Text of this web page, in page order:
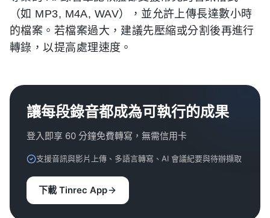
（如 MP3, M4A, WAV），並允許上傳長達數小時
的檔案。若檔案過大，建議先壓縮或分割後再進行
轉錄，以提高處理速度。
讓每段錄音都成為可執行的成果
登入即享 60 分鐘免費轉寫，無需信用卡
支援音訊與影片上傳、多語言轉寫、AI 會議紀要與待辦擷取
下載 Tinrec App